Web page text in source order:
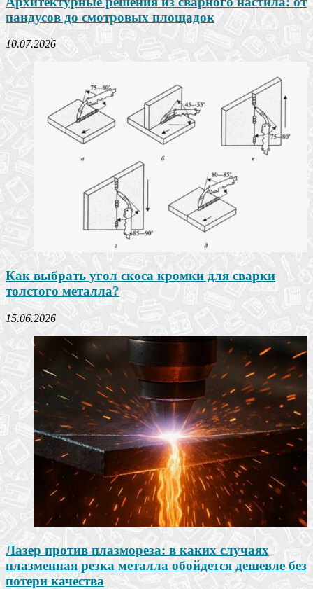
пандусов до смотровых площадок
10.07.2026
Как выбрать угол скоса кромки для сварки
толстого металла?
15.06.2026
Лазер против плазмореза: в каких случаях
плазменная резка металла обойдется дешевле без
потери качества